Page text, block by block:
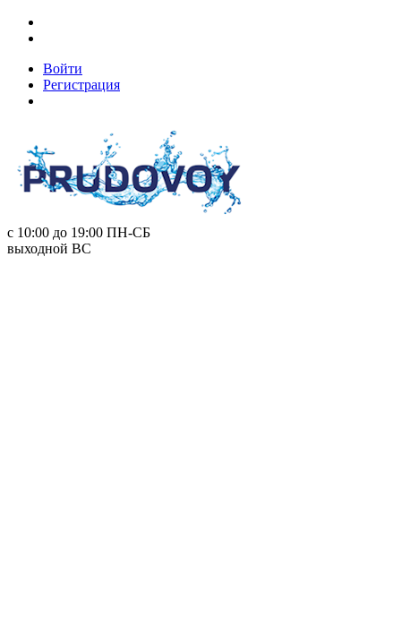
Войти
Регистрация
с 10:00 до 19:00 ПН-СБ
выходной ВС